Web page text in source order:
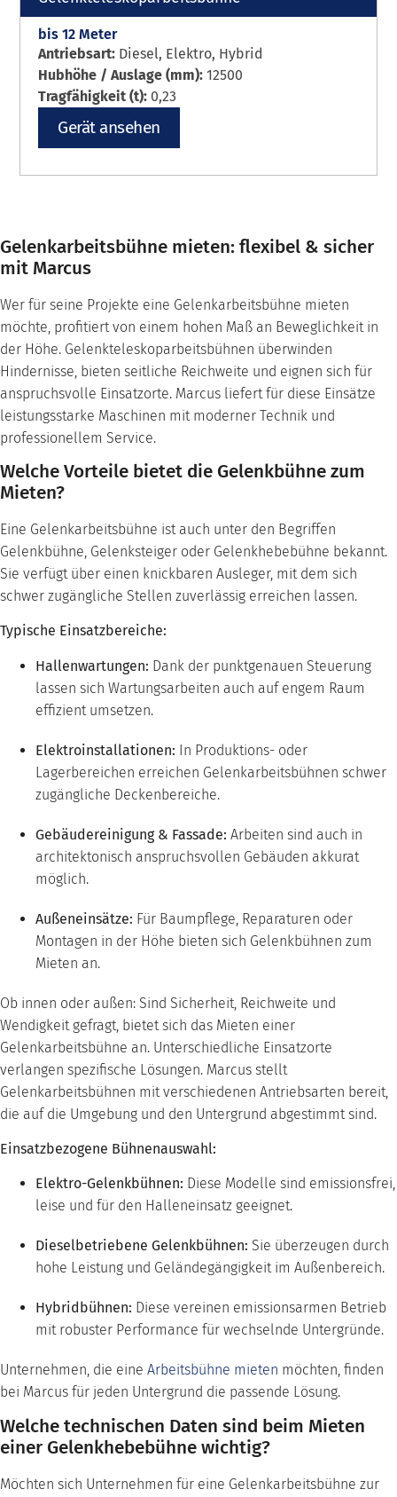
bis 12 Meter
Antriebsart: Diesel, Elektro, Hybrid
Hubhöhe / Auslage (mm):12500
Tragfähigkeit (t): 0,23
Gerät ansehen
Gelenkarbeitsbühne mieten: flexibel & sicher
mit Marcus
Wer für seine Projekte eine Gelenkarbeitsbühne mieten
möchte, profitiert von einem hohen Maß an Beweglichkeit in
der Höhe. Gelenkteleskoparbeitsbühnen überwinden
Hindernisse, bieten seitliche Reichweite und eignen sich für
anspruchsvolle Einsatzorte. Marcus liefert für diese Einsätze
leistungsstarke Maschinen mit moderner Technik und
professionellem Service.
Welche Vorteile bietet die Gelenkbühne zum
Mieten?
Eine Gelenkarbeitsbühne ist auch unter den Begriffen
Gelenkbühne, Gelenksteiger oder Gelenkhebebühne bekannt.
Sie verfügt über einen knickbaren Ausleger, mit dem sich
schwer zugängliche Stellen zuverlässig erreichen lassen.
Typische Einsatzbereiche:
Hallenwartungen: Dank der punktgenauen Steuerung
lassen sich Wartungsarbeiten auch auf engem Raum
effizient umsetzen.
Elektroinstallationen: In Produktions- oder
Lagerbereichen erreichen Gelenkarbeitsbühnen schwer
zugängliche Deckenbereiche.
Gebäudereinigung & Fassade: Arbeiten sind auch in
architektonisch anspruchsvollen Gebäuden akkurat
möglich.
Außeneinsätze: Für Baumpflege, Reparaturen oder
Montagen in der Höhe bieten sich Gelenkbühnen zum
Mieten an.
Ob innen oder außen: Sind Sicherheit, Reichweite und
Wendigkeit gefragt, bietet sich das Mieten einer
Gelenkarbeitsbühne an. Unterschiedliche Einsatzorte
verlangen spezifische Lösungen. Marcus stellt
Gelenkarbeitsbühnen mit verschiedenen Antriebsarten bereit,
die auf die Umgebung und den Untergrund abgestimmt sind.
Einsatzbezogene Bühnenauswahl:
Elektro-Gelenkbühnen: Diese Modelle sind emissionsfrei,
leise und für den Halleneinsatz geeignet.
Dieselbetriebene Gelenkbühnen: Sie überzeugen durch
hohe Leistung und Geländegängigkeit im Außenbereich.
Hybridbühnen: Diese vereinen emissionsarmen Betrieb
mit robuster Performance für wechselnde Untergründe.
Unternehmen, die eine Arbeitsbühne mieten möchten, finden
bei Marcus für jeden Untergrund die passende Lösung.
Welche technischen Daten sind beim Mieten
einer Gelenkhebebühne wichtig?
Möchten sich Unternehmen für eine Gelenkarbeitsbühne zur